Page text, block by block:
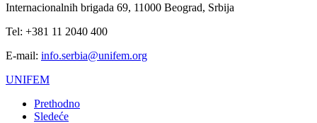
Internacionalnih brigada 69, 11000 Beograd, Srbija
Tel: +381 11 2040 400
E-mail: info.serbia@unifem.org
UNIFEM
Prethodno
Sledeće